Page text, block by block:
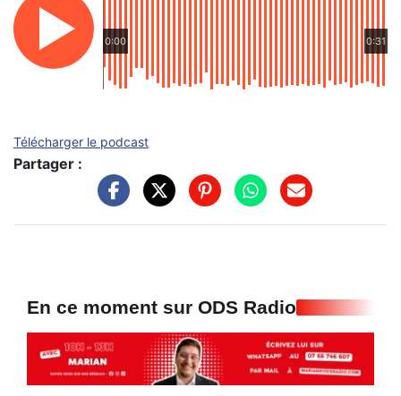
0:00 0:31
Télécharger le podcast
Partager :
En ce moment sur ODS Radio